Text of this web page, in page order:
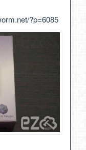
?p=6085